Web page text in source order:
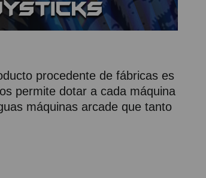
procedente de fábricas es
permite dotar a cada máquina
máquinas arcade que tanto